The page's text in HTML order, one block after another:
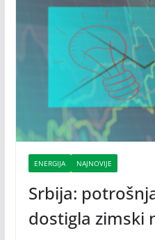
ENERGIJA NAJNOVIJE
Srbija:
dostigla zimski